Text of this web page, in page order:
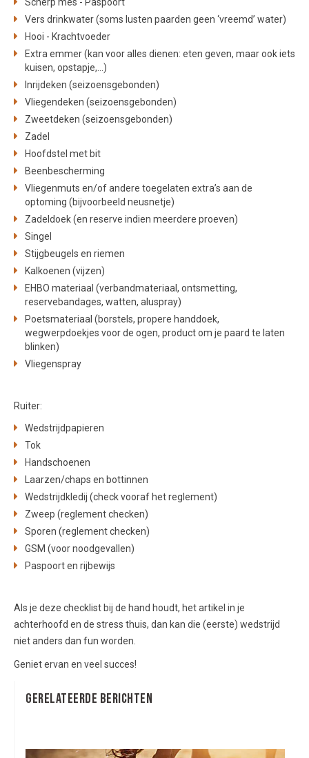
Vers drinkwater (soms lusten paarden geen ‘vreemd’ water)
Hooi - Krachtvoeder
Extra emmer (kan voor alles dienen: eten geven, maar ook iets
kuisen, opstapje,…)
Inrijdeken (seizoensgebonden)
Vliegendeken (seizoensgebonden)
Zweetdeken (seizoensgebonden)
Zadel
Hoofdstel met bit
Beenbescherming
Vliegenmuts en/of andere toegelaten extra’s aan de
optoming (bijvoorbeeld neusnetje)
Zadeldoek (en reserve indien meerdere proeven)
Singel
Stijgbeugels en riemen
Kalkoenen (vijzen)
EHBO materiaal (verbandmateriaal, ontsmetting,
reservebandages, watten, aluspray)
Poetsmateriaal (borstels, propere handdoek,
wegwerpdoekjes voor de ogen, product om je paard te laten
blinken)
Vliegenspray
Ruiter:
Wedstrijdpapieren
Tok
Handschoenen
Laarzen/chaps en bottinnen
Wedstrijdkledij (check vooraf het reglement)
Zweep (reglement checken)
Sporen (reglement checken)
GSM (voor noodgevallen)
Paspoort en rijbewijs
Als je deze checklist bij de hand houdt, het artikel in je
achterhoofd en de stress thuis, dan kan die (eerste) wedstrijd
niet anders dan fun worden.
Geniet ervan en veel succes!
GereLAteerde berichten